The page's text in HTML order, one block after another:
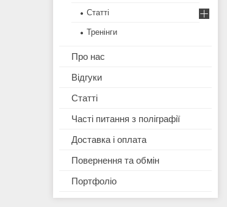
Статті
Тренінги
Про нас
Відгуки
Статті
Часті питання з поліграфії
Доставка і оплата
Повернення та обмін
Портфоліо